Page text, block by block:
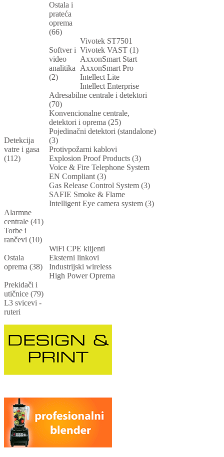
Ostala i
prateća
oprema
(66)
Softver i
video
analitika
(2)
Vivotek ST7501
Vivotek VAST (1)
AxxonSmart Start
AxxonSmart Pro
Intellect Lite
Intellect Enterprise
Detekcija
vatre i gasa
(112)
Adresabilne centrale i detektori
(70)
Konvencionalne centrale,
detektori i oprema (25)
Pojedinačni detektori (standalone)
(3)
Protivpožarni kablovi
Explosion Proof Products (3)
Voice & Fire Telephone System
EN Compliant (3)
Gas Release Control System (3)
SAFIE Smoke & Flame
Intelligent Eye camera system (3)
Alarmne
centrale (41)
Torbe i
rančevi (10)
Ostala
oprema (38)
WiFi CPE klijenti
Eksterni linkovi
Industrijski wireless
High Power Oprema
Prekidači i
utičnice (79)
L3 svicevi -
ruteri